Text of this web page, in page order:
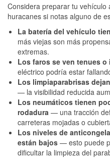
Considera preparar tu vehículo
huracanes si notas alguno de
La batería del vehículo
más viejas son más
extremas.
Los faros se ven tenues o
eléctrico podría estar
Los limpiaparabrisas
— la visibilidad reducida
Los neumáticos tienen
rodadura — una tracción
carreteras mojadas o
Los niveles de
están bajos — esto puede
dificultar la limpieza del